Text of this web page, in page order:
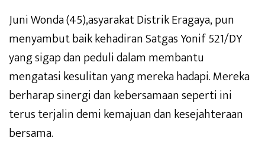
Juni Wonda (45),asyarakat Distrik Eragaya, pun
menyambut baik kehadiran Satgas Yonif 521/DY
yang sigap dan peduli dalam membantu
mengatasi kesulitan yang mereka hadapi. Mereka
berharap sinergi dan kebersamaan seperti ini
terus terjalin demi kemajuan dan kesejahteraan
bersama.